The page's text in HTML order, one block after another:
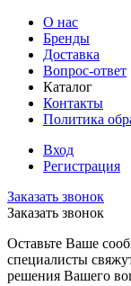
О нас
Бренды
Доставка
Вопрос-ответ
Каталог
Контакты
Политика
Вход
Регистрация
Заказать звонок
Заказать звонок
Оставьте Ваше
специалисты
решения Вашего